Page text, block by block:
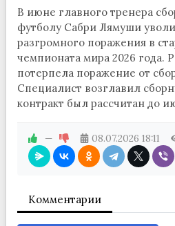
В июне главного тренера
футболу Сабри Лямуши
разгромного поражения в
чемпионата мира 2026 года.
потерпела поражение от
Специалист возглавил
контракт был рассчитан до
— 08.07.2026 18:11
Комментарии